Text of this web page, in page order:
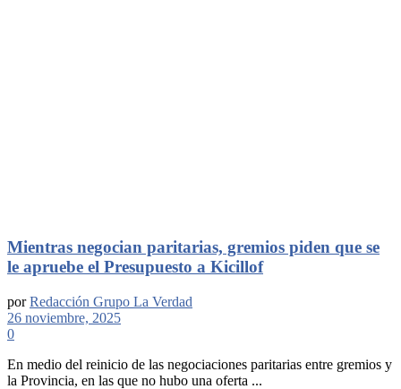
Mientras negocian paritarias, gremios piden que se
le apruebe el Presupuesto a Kicillof
por Redacción Grupo La Verdad
26 noviembre, 2025
0
En medio del reinicio de las negociaciones paritarias entre gremios y
la Provincia, en las que no hubo una oferta ...